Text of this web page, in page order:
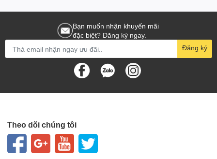
Bạn muốn nhận khuyến mãi
đặc biệt? Đăng ký ngay.
Đăng ký
Theo dõi chúng tôi